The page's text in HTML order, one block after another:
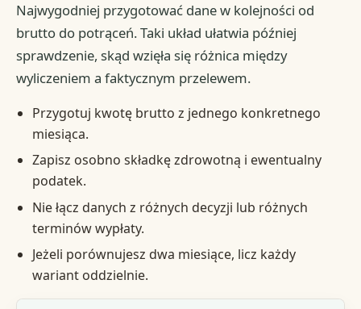
Najwygodniej przygotować dane w kolejności od
brutto do potrąceń. Taki układ ułatwia później
sprawdzenie, skąd wzięła się różnica między
wyliczeniem a faktycznym przelewem.
Przygotuj kwotę brutto z jednego konkretnego
miesiąca.
Zapisz osobno składkę zdrowotną i ewentualny
podatek.
Nie łącz danych z różnych decyzji lub różnych
terminów wypłaty.
Jeżeli porównujesz dwa miesiące, licz każdy
wariant oddzielnie.